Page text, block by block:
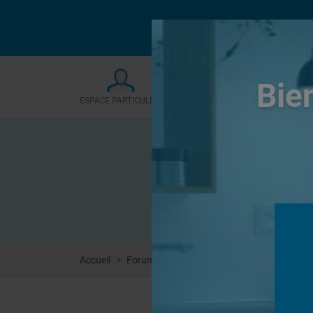
Le forum sera
Accueil Forums Deterioration cadre